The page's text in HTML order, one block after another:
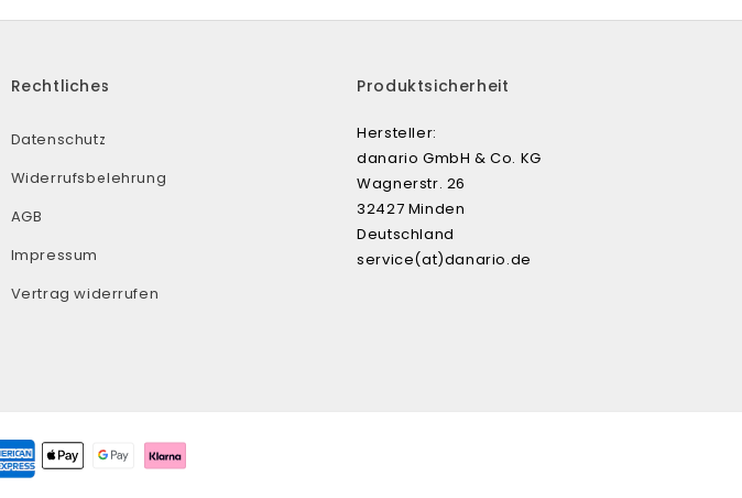
Rechtliches
Datenschutz
Widerrufsbelehrung
AGB
Impressum
Vertrag widerrufen
Produktsicherheit
Hersteller:
danario GmbH & Co. KG
Wagnerstr. 26
32427 Minden
Deutschland
service(at)danario.de